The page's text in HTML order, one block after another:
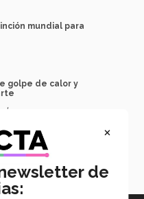
mundial para
golpe de calor y
toalla sanitaria para
×
de